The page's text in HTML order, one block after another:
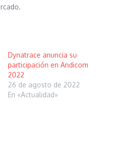
Dynatrace anuncia su
participación en Andicom
2022
26 de agosto de 2022
En «Actualidad»